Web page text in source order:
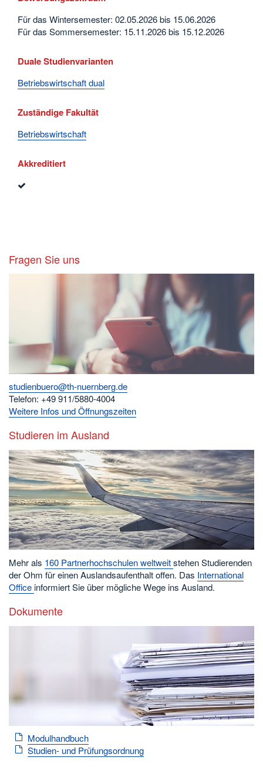
Für das Wintersemester: 02.05.2026 bis 15.06.2026
Für das Sommersemester: 15.11.2026 bis 15.12.2026
Duale Studienvarianten
Betriebswirtschaft dual
Zuständige Fakultät
Betriebswirtschaft
Akkreditiert
Fragen Sie uns
studienbuero@th-nuernberg.de
Telefon: +49 911/5880-4004
Weitere Infos und Öffnungszeiten
Studieren im Ausland
Mehr als 160 Partnerhochschulen weltweitstehen Studierenden
der Ohm für einen Auslandsaufenthalt offen. Das International
Officeinformiert Sie über mögliche Wege ins Ausland.
Dokumente
Modulhandbuch
Studien- und Prüfungsordnung